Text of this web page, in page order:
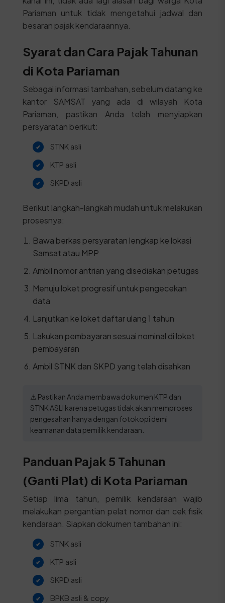
Pariaman untuk tidak mengetahui jadwal dan
besaran pajak kendaraannya.
Syarat dan Cara Pajak Tahunan
di Kota Pariaman
Sebagai informasi tambahan, sebelum datang ke
kantor SAMSAT yang ada di wilayah Kota
Pariaman, pastikan Anda telah menyiapkan
persyaratan berikut:
STNK asli
KTP asli
SKPD asli
Berikut langkah-langkah mudah untuk melakukan
prosesnya:
Bawa berkas persyaratan lengkap ke lokasi
Samsat atau MPP
Ambil nomor antrian yang disediakan petugas
Menuju loket progresif untuk pengecekan
data
Lanjutkan ke loket daftar ulang 1 tahun
Lakukan pembayaran sesuai nominal di loket
pembayaran
Ambil STNK dan SKPD yang telah disahkan
⚠️ Pastikan Anda membawa dokumen KTP dan
STNK ASLI karena petugas tidak akan memproses
pengesahan hanya dengan fotokopi demi
keamanan data pemilik kendaraan.
Panduan Pajak 5 Tahunan
(Ganti Plat) di Kota Pariaman
Setiap lima tahun, pemilik kendaraan wajib
melakukan pergantian pelat nomor dan cek fisik
kendaraan. Siapkan dokumen tambahan ini:
STNK asli
KTP asli
SKPD asli
BPKB asli & copy